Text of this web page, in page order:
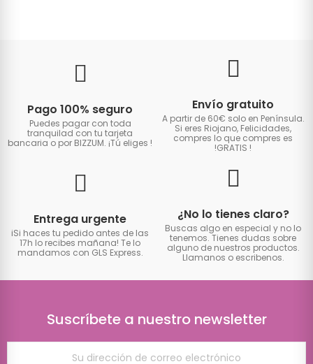
Pago 100% seguro
Puedes pagar con toda
tranquilad con tu tarjeta
bancaria o por BIZZUM. ¡Tú eliges !
Envío gratuito
A partir de 60€ solo en Península.
Si eres Riojano, Felicidades,
compres lo que compres es
!GRATIS !
Entrega urgente
iSi haces tu pedido antes de las
17h lo recibes mañana! Te lo
mandamos con GLS Express.
¿No lo tienes claro?
Buscas algo en especial y no lo
tenemos. Tienes dudas sobre
alguno de nuestros productos.
Llamanos o escribenos.
Suscríbete a nuestro newsletter